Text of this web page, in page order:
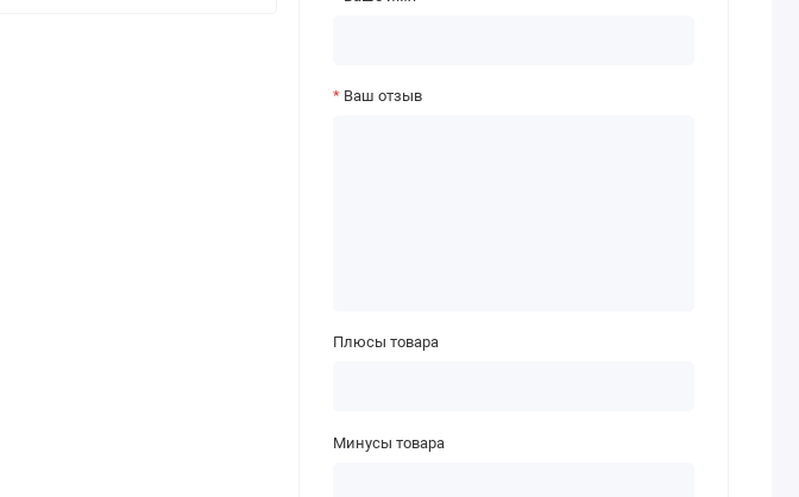
Ваш отзыв
Плюсы товара
Минусы товара